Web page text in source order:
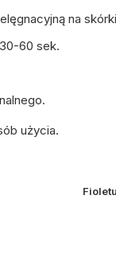
na
60 sek.
użycia.
Fioletu